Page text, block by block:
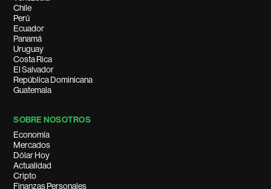
Chile
Perú
Ecuador
Panamá
Uruguay
Costa Rica
El Salvador
República Dominicana
Guatemala
SOBRE NOSOTROS
Economía
Mercados
Dólar Hoy
Actualidad
Cripto
Finanzas Personales